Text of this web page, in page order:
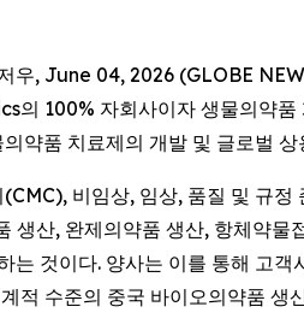
우, June 04, 2026 (GLOBE
100% 자회사이자 생물의약품
품 치료제의 개발 및 글로벌
(CMC), 비임상, 임상, 품질 및 규
생산, 완제의약품 생산, 항체약
것이다. 양사는 이를 통해 고객
적 수준의 중국 바이오의약품